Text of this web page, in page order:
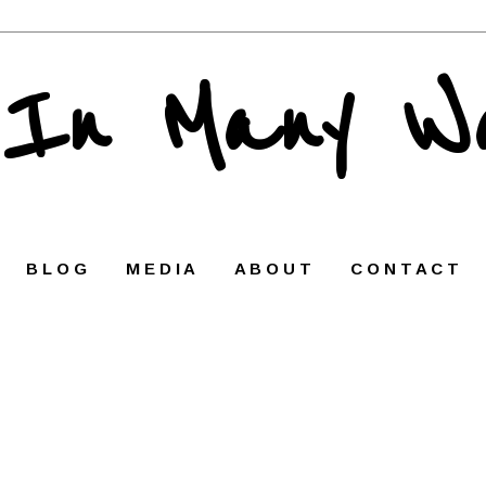
Many
B L O G M E D I A A B O U T C O N T A C T